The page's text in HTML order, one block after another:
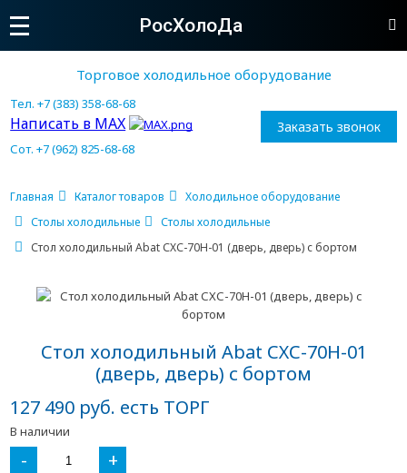
РосХолоДа
Торговое холодильное оборудование
Тел. +7 (383) 358-68-68
Написать в MAX
Сот. +7 (962) 825-68-68
Заказать звонок
Главная Каталог товаров
Холодильное оборудование
Столы холодильные
Столы холодильные
Стол холодильный Abat СХС-70Н-01 (дверь, дверь) с бортом
Стол холодильный Abat СХС-70Н-01
(дверь, дверь) с бортом
127 490 руб. есть ТОРГ
В наличии
- +